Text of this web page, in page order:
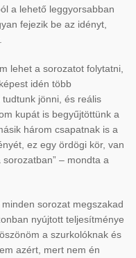
a lehető leggyorsabban
fejezik be az idényt,
lehet a sorozatot folytatni,
idén több
jönni, és reális
kupát is begyűjtöttünk a
három csapatnak is a
ez egy ördögi kör, van
– mondta a
sorozat megszakad
nyújtott teljesítménye
a szurkolóknak és
azért, mert nem én